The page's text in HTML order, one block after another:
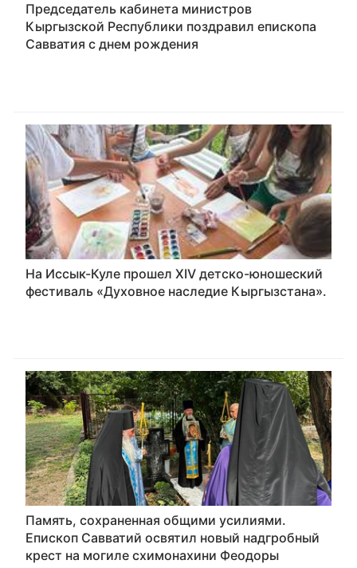
Председатель кабинета министров
Кыргызской Республики поздравил епископа
Савватия с днем рождения
На Иссык-Куле прошел XIV детско-юношеский
фестиваль «Духовное наследие Кыргызстана».
Память, сохраненная общими усилиями.
Епископ Савватий освятил новый надгробный
крест на могиле схимонахини Феодоры